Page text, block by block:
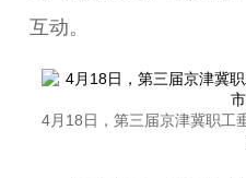
互动。
4月18日，第三届京津冀职工